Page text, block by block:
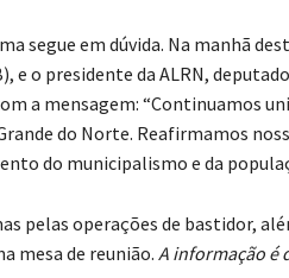
segue em dúvida. Na manhã
e o presidente da ALRN,
a mensagem: “Continuamos
do Norte. Reafirmamos
do municipalismo e da
pelas operações de bastidor,
mesa de reunião.A informação é